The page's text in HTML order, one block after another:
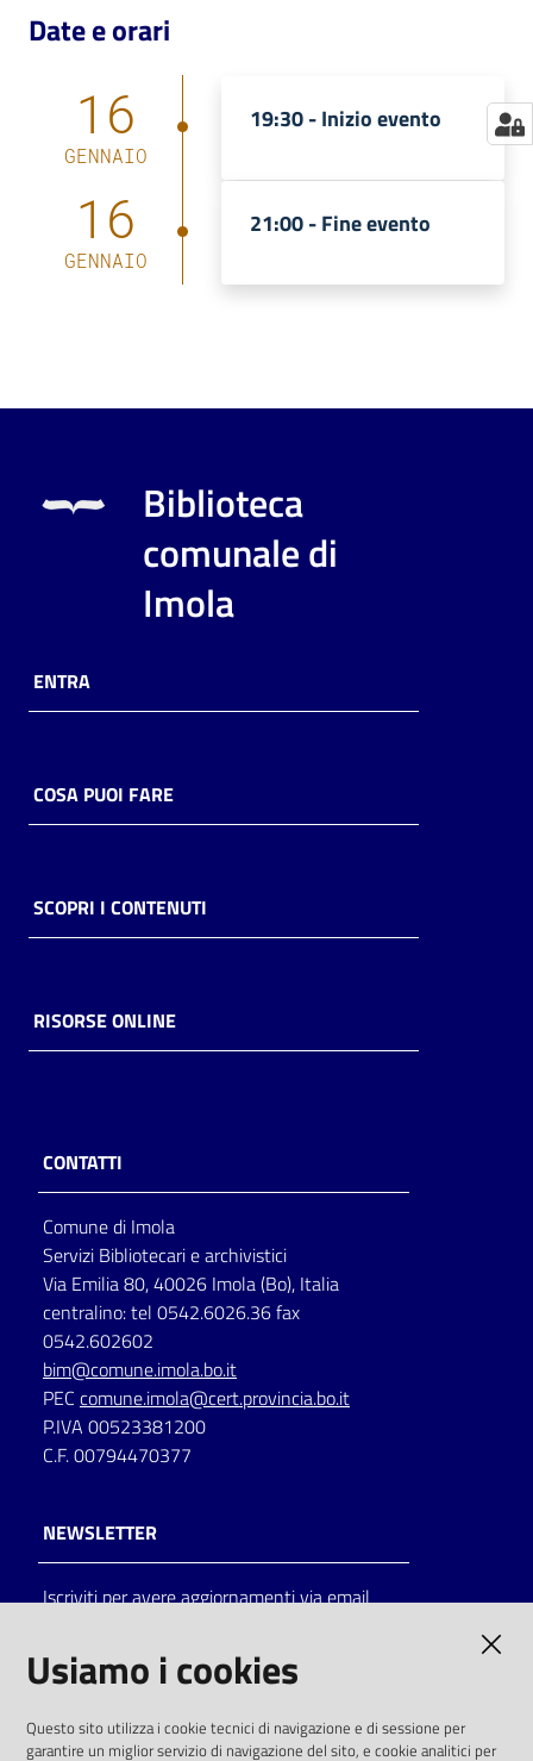
Date e orari
16
GENNAIO
19:30 -Inizio evento
16
GENNAIO
21:00 -Fine evento
Biblioteca
comunale di
Imola
ENTRA
COSA PUOI FARE
SCOPRI I CONTENUTI
RISORSE ONLINE
CONTATTI
Comune di Imola
Servizi Bibliotecari e archivistici
Via Emilia 80, 40026 Imola (Bo), Italia
centralino: tel 0542.6026.36 fax
0542.602602
bim@comune.imola.bo.it
PEC comune.imola@cert.provincia.bo.it
P.IVA 00523381200
C.F. 00794470377
NEWSLETTER
Iscriviti per avere aggiornamenti via email
solo alle condizioni previste dalla direttiva
Usiamo i cookies
Questo sito utilizza i cookie tecnici di navigazione e di sessione per
garantire un miglior servizio di navigazione del sito, e cookie analitici per